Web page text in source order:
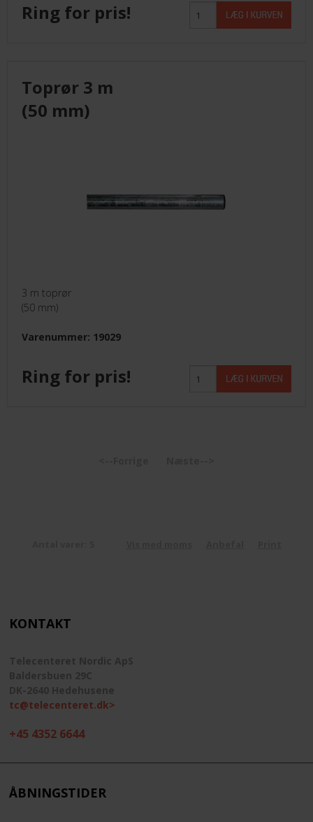
Ring for pris!
Toprør 3 m
(50 mm)
3 m toprør
(50 mm)
Varenummer: 19029
Ring for pris!
KONTAKT
tc@telecenteret.dk>
+45 4352 6644
ÅBNINGSTIDER